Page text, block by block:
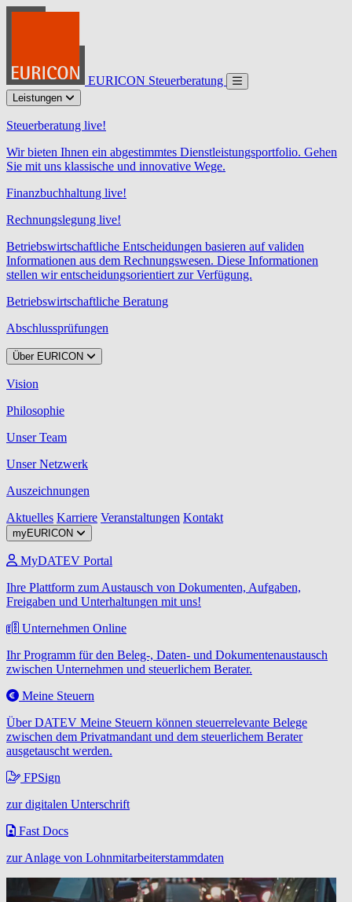
EURICON Steuerberatung
Leistungen
Steuerberatung live!
Wir bieten Ihnen ein abgestimmtes Dienstleistungsportfolio. Gehen
Sie mit uns klassische und innovative Wege.
Finanzbuchhaltung live!
Rechnungslegung live!
Betriebswirtschaftliche Entscheidungen basieren auf validen
Informationen aus dem Rechnungswesen. Diese Informationen
stellen wir entscheidungsorientiert zur Verfügung.
Betriebswirtschaftliche Beratung
Abschlussprüfungen
Über EURICON
Vision
Philosophie
Unser Team
Unser Netzwerk
Auszeichnungen
Aktuelles Karriere Veranstaltungen Kontakt
myEURICON
MyDATEV Portal
Ihre Plattform zum Austausch von Dokumenten, Aufgaben,
Freigaben und Unterhaltungen mit uns!
Unternehmen Online
Ihr Programm für den Beleg-, Daten- und Dokumentenaustausch
zwischen Unternehmen und steuerlichem Berater.
Meine Steuern
Über DATEV Meine Steuern können steuerrelevante Belege
zwischen dem Privatmandant und dem steuerlichem Berater
ausgetauscht werden.
FPSign
zur digitalen Unterschrift
Fast Docs
zur Anlage von Lohnmitarbeiterstammdaten